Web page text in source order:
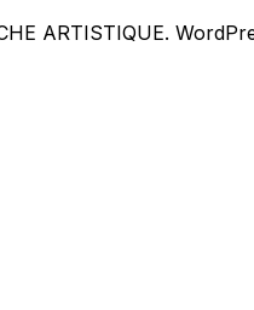
ARTISTIQUE.